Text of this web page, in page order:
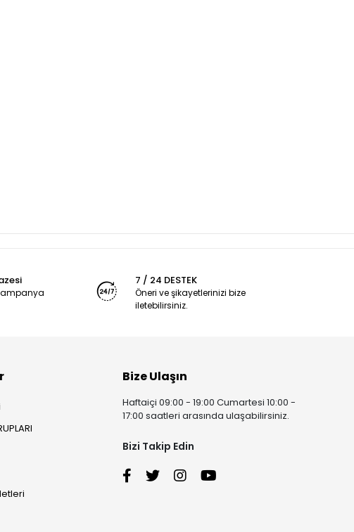
7 / 24 DESTEK
Öneri ve şikayetlerinizi bize
iletebilirsiniz.
Bize Ulaşın
Haftaiçi 09:00 - 19:00 Cumartesi 10:00 -
17:00 saatleri arasında ulaşabilirsiniz.
Bizi Takip Edin